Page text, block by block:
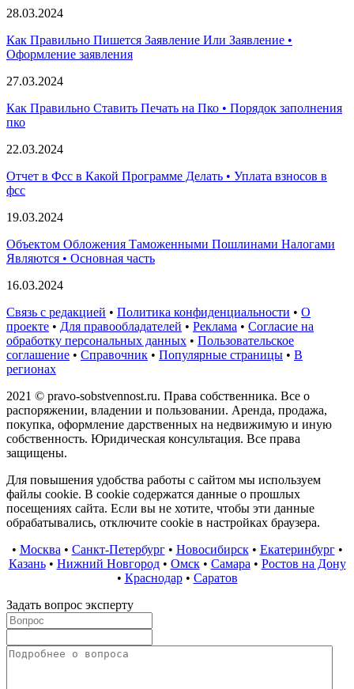
28.03.2024
Как Правильно Пишется Заявление Или Заявление •
Оформление заявления
27.03.2024
Как Правильно Ставить Печать на Пко • Порядок заполнения
пко
22.03.2024
Отчет в Фсс в Какой Программе Делать • Уплата взносов в
фсс
19.03.2024
Объектом Обложения Таможенными Пошлинами Налогами
Являются • Основная часть
16.03.2024
Связь с редакцией • Политика конфиденциальности • О
проекте • Для правообладателей • Реклама • Согласие на
обработку персональных данных • Пользовательское
соглашение • Справочник • Популярные страницы • В
регионах
2021 © pravo-sobstvennost.ru. Права собственника. Все о
распоряжении, владении и пользовании. Аренда, продажа,
покупка, оформление дарственных на недвижимую и иную
собственность. Юридическая консультация. Все права
защищены.
Для повышения удобства работы с сайтом мы используем
файлы cookie. В cookie содержатся данные о прошлых
посещениях сайта. Если вы не хотите, чтобы эти данные
обрабатывались, отключите cookie в настройках браузера.
• Москва • Санкт-Петербург• Новосибирск• Екатеринбург•
Казань• Нижний Новгород• Омск• Самара • Ростов на Дону
• Краснодар• Саратов
Задать вопрос эксперту